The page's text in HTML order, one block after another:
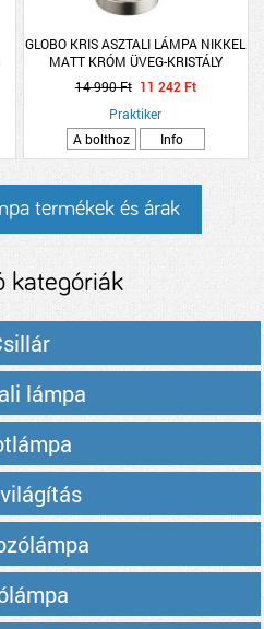
GLOBO KRIS ASZTALI LÁMPA NIKKEL
MATT KRÓM ÜVEG-KRISTÁLY
217X120X280 1XE14 40W
14 990 Ft 11 242 Ft
Praktiker
A bolthoz
Info
termékek és árak
kategóriák
lámpa